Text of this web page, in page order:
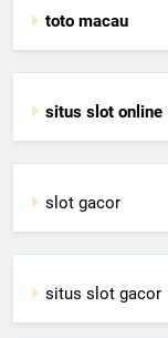
toto macau
situs slot online
slot gacor
situs slot gacor